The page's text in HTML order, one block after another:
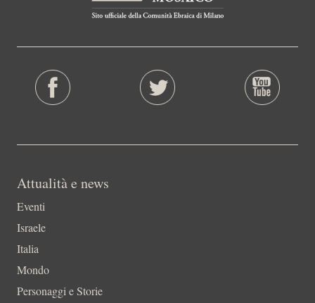
Attualità e news
Eventi
Israele
Italia
Mondo
Personaggi e Storie